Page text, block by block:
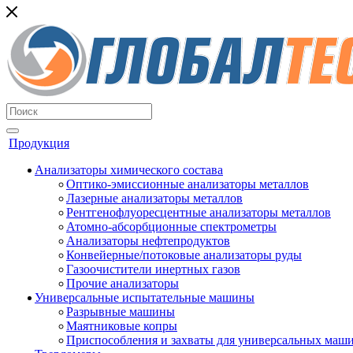
Продукция
Анализаторы химического состава
Оптико-эмиссионные анализаторы металлов
Лазерные анализаторы металлов
Рентгенофлуоресцентные анализаторы металлов
Атомно-абсорбционные спектрометры
Анализаторы нефтепродуктов
Конвейерные/потоковые анализаторы руды
Газоочистители инертных газов
Прочие анализаторы
Универсальные испытательные машины
Разрывные машины
Маятниковые копры
Приспособления и захваты для универсальных